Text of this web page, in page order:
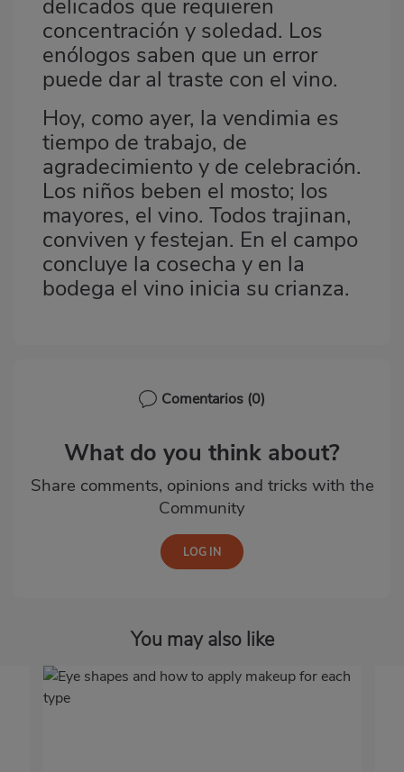
delicados que requieren
concentración y soledad. Los
enólogos saben que un error
puede dar al traste con el vino.
Hoy, como ayer, la vendimia es
tiempo de trabajo, de
agradecimiento y de celebración.
Los niños beben el mosto; los
mayores, el vino. Todos trajinan,
conviven y festejan. En el campo
concluye la cosecha y en la
bodega el vino inicia su crianza.
Comentarios (0)
What do you think about?
Share comments, opinions and tricks with the
Community
You may also like